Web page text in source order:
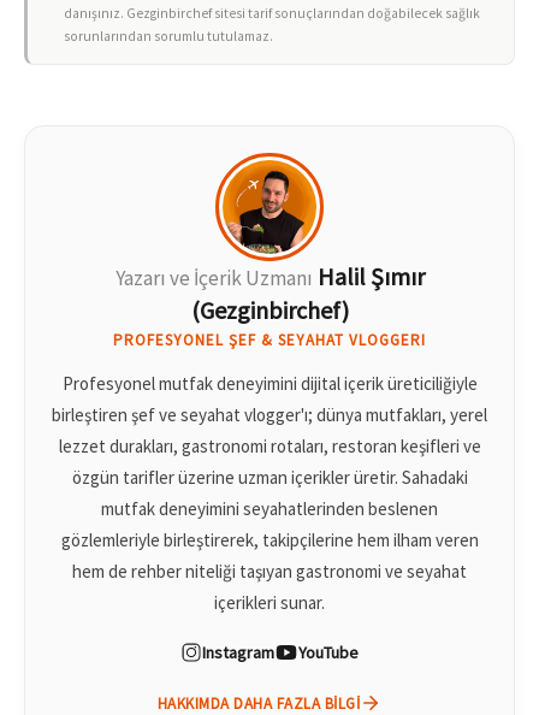
danışınız. Gezginbirchef sitesi tarif sonuçlarından doğabilecek sağlık
sorunlarından sorumlu tutulamaz.
Yazarı ve İçerik Uzmanı Halil Şımır
(Gezginbirchef)
PROFESYONEL ŞEF & SEYAHAT VLOGGERI
Profesyonel mutfak deneyimini dijital içerik üreticiliğiyle
birleştiren şef ve seyahat vlogger'ı; dünya mutfakları, yerel
lezzet durakları, gastronomi rotaları, restoran keşifleri ve
özgün tarifler üzerine uzman içerikler üretir. Sahadaki
mutfak deneyimini seyahatlerinden beslenen
gözlemleriyle birleştirerek, takipçilerine hem ilham veren
hem de rehber niteliği taşıyan gastronomi ve seyahat
içerikleri sunar.
Instagram YouTube
HAKKIMDA DAHA FAZLA BILGI